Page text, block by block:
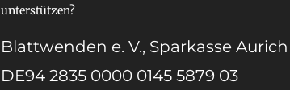
unterstützen?
Blattwenden e. V., Sparkasse Aurich
DE94 2835 0000 0145 5879 03